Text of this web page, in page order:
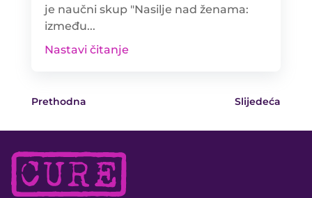
je naučni skup "Nasilje nad ženama:
između...
Nastavi čitanje
Prethodna Slijedeća